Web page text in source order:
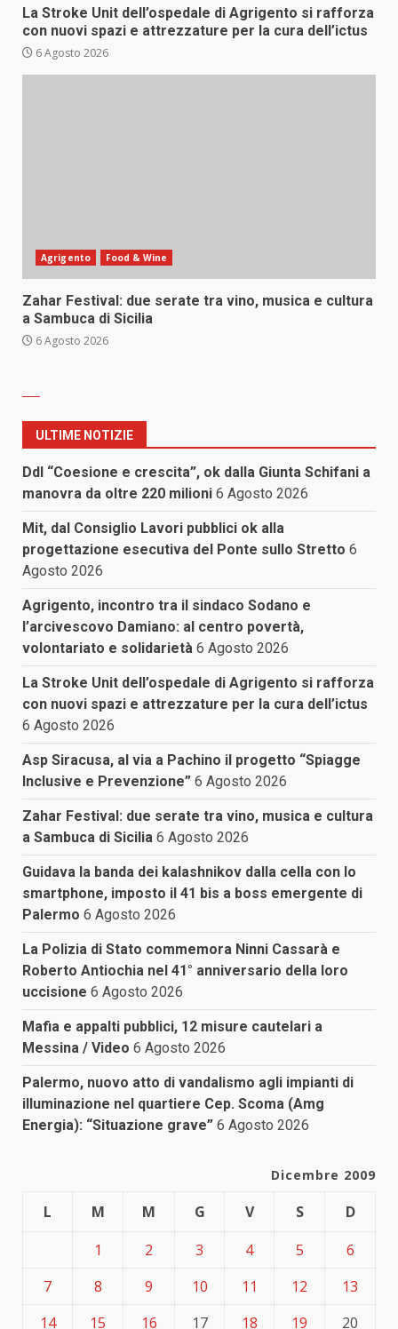
La Stroke Unit dell’ospedale di Agrigento si rafforza
con nuovi spazi e attrezzature per la cura dell’ictus
6 Agosto 2026
Agrigento Food & Wine
Zahar Festival: due serate tra vino, musica e cultura
a Sambuca di Sicilia
6 Agosto 2026
ULTIME NOTIZIE
Ddl “Coesione e crescita”, ok dalla Giunta Schifani a
manovra da oltre 220 milioni 6 Agosto 2026
Mit, dal Consiglio Lavori pubblici ok alla
progettazione esecutiva del Ponte sullo Stretto 6
Agosto 2026
Agrigento, incontro tra il sindaco Sodano e
l’arcivescovo Damiano: al centro povertà,
volontariato e solidarietà 6 Agosto 2026
La Stroke Unit dell’ospedale di Agrigento si rafforza
con nuovi spazi e attrezzature per la cura dell’ictus
6 Agosto 2026
Asp Siracusa, al via a Pachino il progetto “Spiagge
Inclusive e Prevenzione” 6 Agosto 2026
Zahar Festival: due serate tra vino, musica e cultura
a Sambuca di Sicilia 6 Agosto 2026
Guidava la banda dei kalashnikov dalla cella con lo
smartphone, imposto il 41 bis a boss emergente di
Palermo 6 Agosto 2026
La Polizia di Stato commemora Ninni Cassarà e
Roberto Antiochia nel 41° anniversario della loro
uccisione 6 Agosto 2026
Mafia e appalti pubblici, 12 misure cautelari a
Messina / Video 6 Agosto 2026
Palermo, nuovo atto di vandalismo agli impianti di
illuminazione nel quartiere Cep. Scoma (Amg
Energia): “Situazione grave” 6 Agosto 2026
Dicembre 2009
L M M G V S
D
1
2 3 4 5
6
7
8 9 10 11 12
13
14
15 16 17 18 19 20